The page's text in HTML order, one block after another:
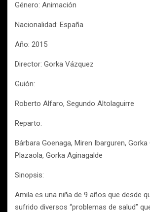
Género: Animación
Nacionalidad: España
Año: 2015
Director: Gorka Vázquez
Guión:
Roberto Alfaro, Segundo Altolaguirre
Reparto:
Bárbara Goenaga, Miren Ibarguren,
Plazaola, Gorka Aginagalde
Sinopsis:
Amila es una niña de 9 años que desde
sufrido diversos “problemas de salud”